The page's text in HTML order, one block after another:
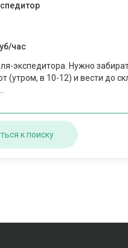
час
экспедитора. Нужно
(утром, в 10-12) и вести до
к поиску